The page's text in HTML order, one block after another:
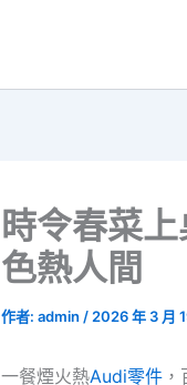
時令春菜
色熱人間
作者: admin / 2026 年 3 月
一餐煙火熱Audi零件